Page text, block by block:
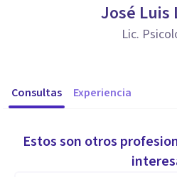
José Luis
Lic.
Consultas Experiencia
Estos son otros